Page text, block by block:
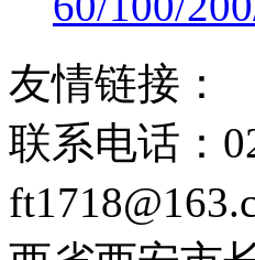
友情链接：
联系电话：